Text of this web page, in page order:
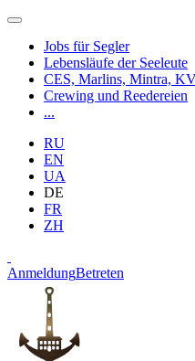
Jobs für Segler
Lebensläufe der Seeleute
CES, Marlins, Mintra,
Crewing und Reedereien
...
RU
EN
UA
DE
FR
ZH
AnmeldungBetreten